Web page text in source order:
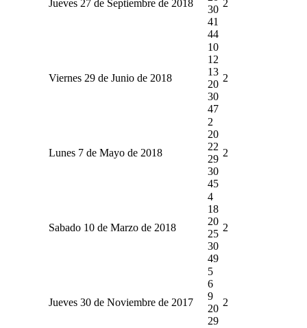
Jueves 27 de Septiembre de 2018
30
41
44
2
Viernes 29 de Junio de 2018
10
12
13
20
30
47
2
Lunes 7 de Mayo de 2018
2
20
22
29
30
45
2
Sabado 10 de Marzo de 2018
4
18
20
25
30
49
2
Jueves 30 de Noviembre de 2017
5
6
9
20
29
2